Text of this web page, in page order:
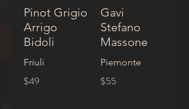
Pinot Grigio
Arrigo
Bidoli
Friuli
$49
Gavi
Stefano
Massone
Piemonte
$55